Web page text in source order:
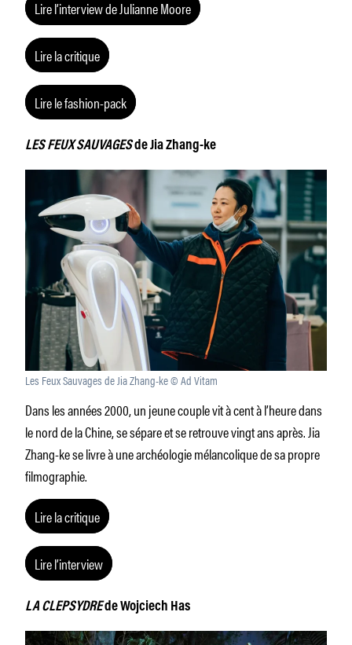
Lire l’interview de Julianne Moore
Lire la critique
Lire le fashion-pack
LES FEUX SAUVAGESde Jia Zhang-ke
Les Feux Sauvages de Jia Zhang-ke © Ad Vitam
Dans les années 2000, un jeune couple vit à cent à l’heure dans
le nord de la Chine, se sépare et se retrouve vingt ans après. Jia
Zhang-ke se livre à une archéologie mélancolique de sa propre
filmographie.
Lire la critique
Lire l’interview
LA CLEPSYDREde Wojciech Has